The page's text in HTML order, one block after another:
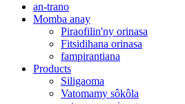
an-trano
Momba anay
Piraofilin'ny orinasa
Fitsidihana orinasa
fampirantiana
Products
Siligaoma
Vatomamy sôkôla